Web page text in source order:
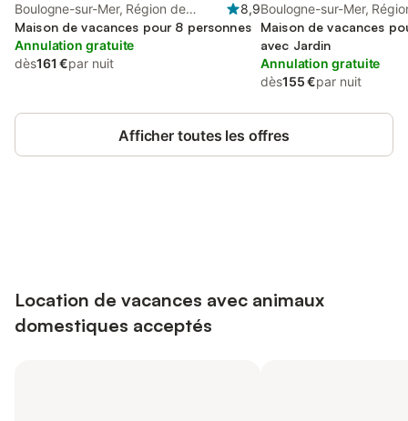
Boulogne-sur-Mer, Région de
Boulogne-sur-Mer
8,9
Maison de vacances pour 8 personnes
Annulation gratuite
dès161 €par nuit
Boulogne-sur-Mer,
Boulogne-sur-Mer
Maison de vacances
avec Jardin
Annulation gratuite
dès155 €par nuit
Afficher toutes les offres
Location de vacances avec animaux
domestiques acceptés